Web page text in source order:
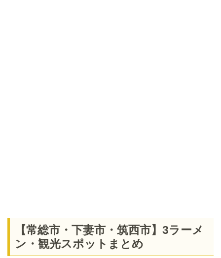
【常総市・下妻市・筑西市】3ラーメ
ン・観光スポットまとめ